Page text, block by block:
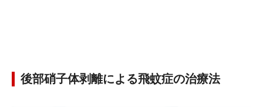
後部硝子体剥離による飛蚊症の治療法